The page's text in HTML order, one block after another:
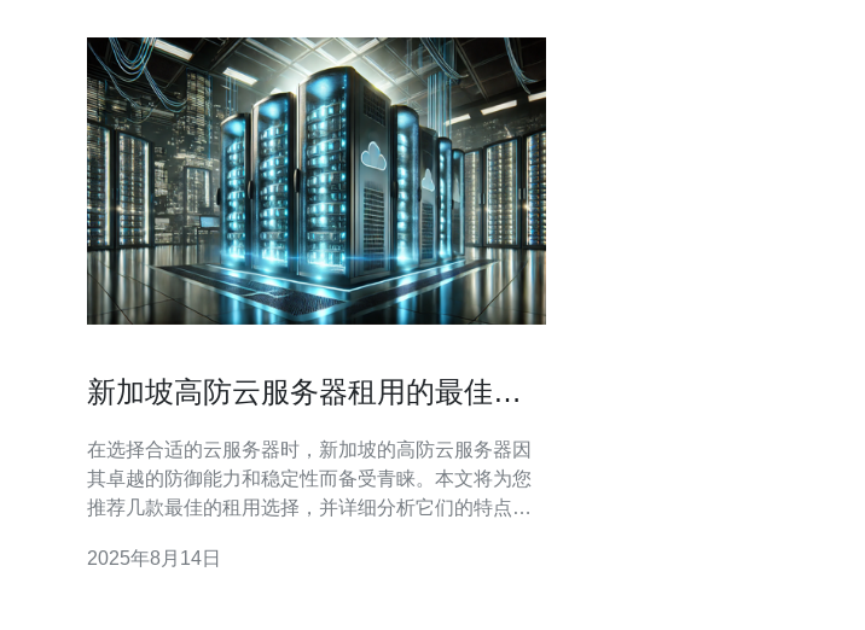
新加坡高防云服务器租用的最佳选
在选择合适的云服务器时，新加坡的高防云服务器因
其卓越的防御能力和稳定性而备受青睐。本文将为您
推荐几款最佳的租用选择，并详细分析它们的特点、
新加坡高防云服务器有哪些优势？ 新加坡高防云服务
2025年8月14日